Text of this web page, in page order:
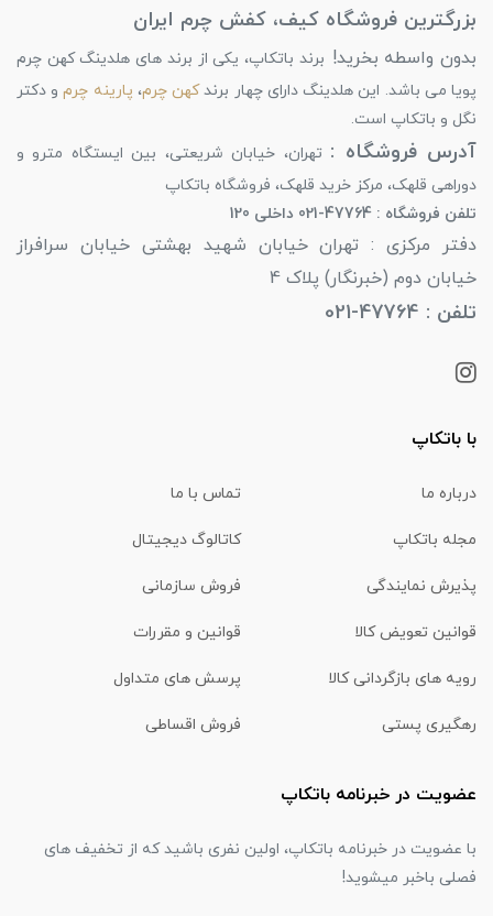
بزرگترین فروشگاه کیف، کفش چرم ایران
بدون واسطه بخرید! برند باتکاپ، یکی از برند های هلدینگ کهن چرم
پویا می باشد. این هلدینگ دارای چهار برندکهن چرم، پارینه چرمو دکتر
نگل و باتکاپ است.
آدرس فروشگاه : تهران، خیابان شریعتی، بین ایستگاه مترو و
دوراهی قلهک، مرکز خرید قلهک، فروشگاه باتکاپ
تلفن فروشگاه : 47764-021 داخلی 120
دفتر مرکزی : تهران خیابان شهید بهشتی خیابان سرافراز
خیابان دوم (خبرنگار) پلاک 4
تلفن : 47764-021
با باتکاپ
درباره ما تماس با ما
مجله باتکاپ کاتالوگ دیجیتال
پذیرش نمایندگی فروش سازمانی
قوانین تعویض کالا قوانین و مقررات
رویه های بازگردانی کالا پرسش های متداول
رهگیری پستی فروش اقساطی
عضویت در خبرنامه باتکاپ
با عضویت در خبرنامه باتکاپ، اولین نفری باشید که از تخفیف های
فصلی باخبر میشوید!